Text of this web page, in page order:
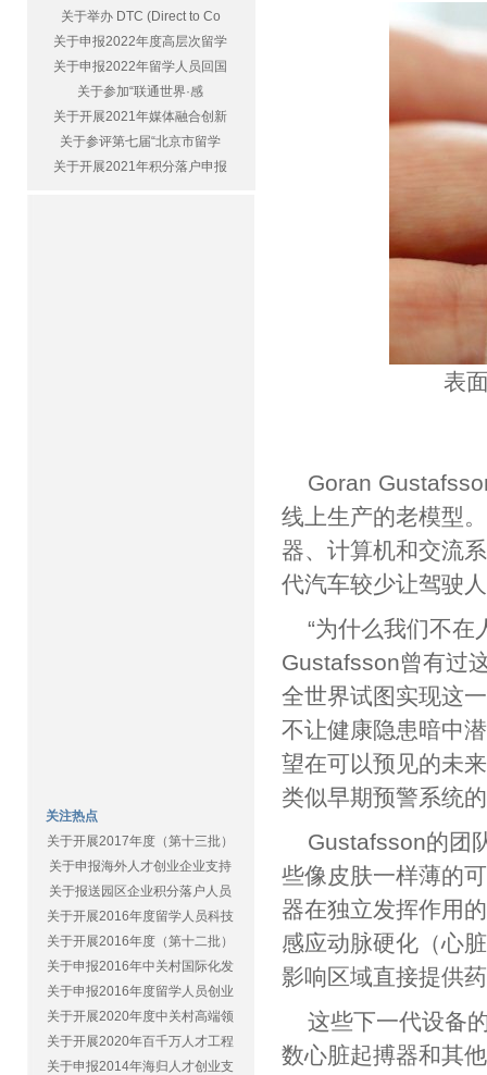
关于举办 DTC (Direct to Co
关于申报2022年度高层次留学
关于申报2022年留学人员回国
关于参加“联通世界·感
关于开展2021年媒体融合创新
关于参评第七届“北京市留学
关于开展2021年积分落户申报
关注热点
关于开展2017年度（第十三批）
关于申报海外人才创业企业支持
关于报送园区企业积分落户人员
关于开展2016年度留学人员科技
关于开展2016年度（第十二批）
关于申报2016年中关村国际化发
关于申报2016年度留学人员创业
关于开展2020年度中关村高端领
关于开展2020年百千万人才工程
关于申报2014年海归人才创业支
表
Goran
线上生产的老模型
器、计算机和交流
代汽车较少让驾驶
“为什么我们不在
Gustafsson曾有过
全世界试图实现这
不让健康隐患暗中
望在可以预见的未
类似早期预警系统
Gustafsson的团
些像皮肤一样薄的
器在独立发挥作用
感应动脉硬化（心
影响区域直接提供
这些下一代设备
数心脏起搏器和其